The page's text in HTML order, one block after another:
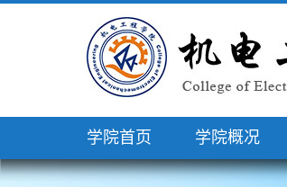
学院首页 学院概况